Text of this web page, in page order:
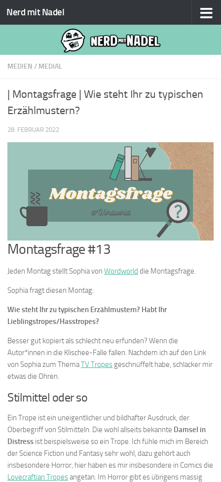
Zum Inhalt springen
Nerd mit Nadel
MEDIEN / MEDIAL
| Montagsfrage | Wie steht Ihr zu typischen
Erzählmustern?
28. FEBRUAR 2022
Montagsfrage #13
Jeden Montag stellt Sophia von Wordworld die Montagsfrage.
Sophia fragt diesen Montag:
Wie steht Ihr zu typischen Erzählmustern? Habt Ihr
Lieblingstropes/Hasstropes?
Besser gut kopiert als schlecht neu erfunden? Wenn die
Autor*innen in die Klischee-Falle fallen. Nachdem ich auf den Link
von Sophia zum ThemaTV Tropes geschnüffelt habe, schlacker mir
etwas die Ohren.
Stilmittel oder so
Ein Trope ist ein uneigentlicher und bildhafter Ausdruck, der
Oberbegriff von Stilmitteln. Die wohl allseits bekannte Damsel in
Distress ist beispielsweise so ein Trope. Ich fühle mich im Bereich
der Science Fiction und Fantasy sehr wohl, dazu gehört auch
insbesondere Horror, hier haben es mir insbesondere in Comics die
Lovecraftian Tropesangetan. Im Horror gibt es übrigens massig